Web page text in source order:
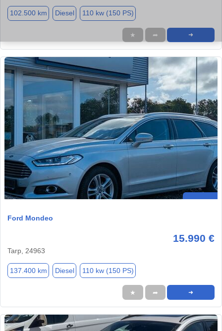
102.500 km Diesel 110 kw (150 PS)
★ ➦ ➜
Ford Mondeo
15.990 €
Tarp, 24963
137.400 km Diesel 110 kw (150 PS)
★ ➦ ➜